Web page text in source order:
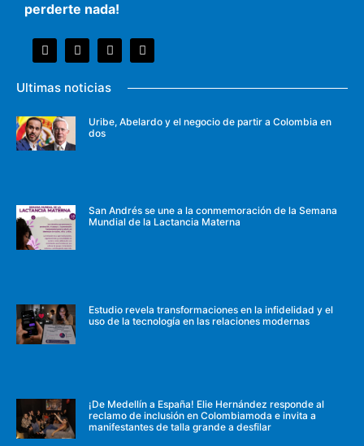
perderte nada!
Ultimas noticias
Uribe, Abelardo y el negocio de partir a Colombia en
dos
San Andrés se une a la conmemoración de la Semana
Mundial de la Lactancia Materna
Estudio revela transformaciones en la infidelidad y el
uso de la tecnología en las relaciones modernas
¡De Medellín a España! Elie Hernández responde al
reclamo de inclusión en Colombiamoda e invita a
manifestantes de talla grande a desfilar